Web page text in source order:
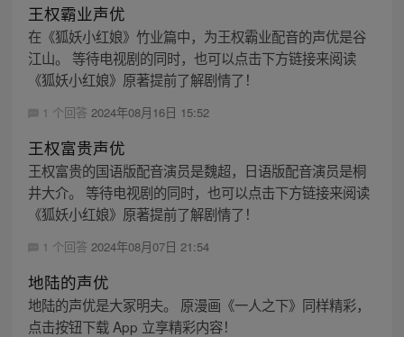
王权霸业声优
在《狐妖小红娘》竹业篇中，为王权霸业配音的声优是谷
江山。 等待电视剧的同时，也可以点击下方链接来阅读
《狐妖小红娘》原著提前了解剧情了！
1 个回答 2024年08月16日 15:52
王权富贵声优
王权富贵的国语版配音演员是魏超，日语版配音演员是桐
井大介。 等待电视剧的同时，也可以点击下方链接来阅读
《狐妖小红娘》原著提前了解剧情了！
1 个回答 2024年08月07日 21:54
地陆的声优
地陆的声优是大冢明夫。 原漫画《一人之下》同样精彩，
点击按钮下载 App 立享精彩内容！